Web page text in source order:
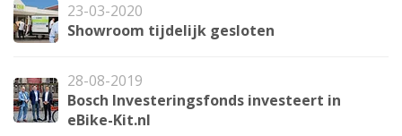
23-03-2020
Showroom tijdelijk gesloten
28-08-2019
Bosch Investeringsfonds investeert in
eBike-Kit.nl